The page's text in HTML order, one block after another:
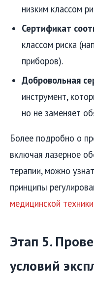
низким классом
Сертификат
классом риска
приборов).
Добровольная
инструмент,
но не заменяет
Более подробно о
включая лазерное
терапии, можно
принципы
медицинской техники
Этап 5.
условий